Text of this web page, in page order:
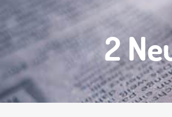
TYPEN VON WERKZEUGEN
WERKZEUGE MIT
YSTEMEN
SCHIEBERWERKZEUGE
2